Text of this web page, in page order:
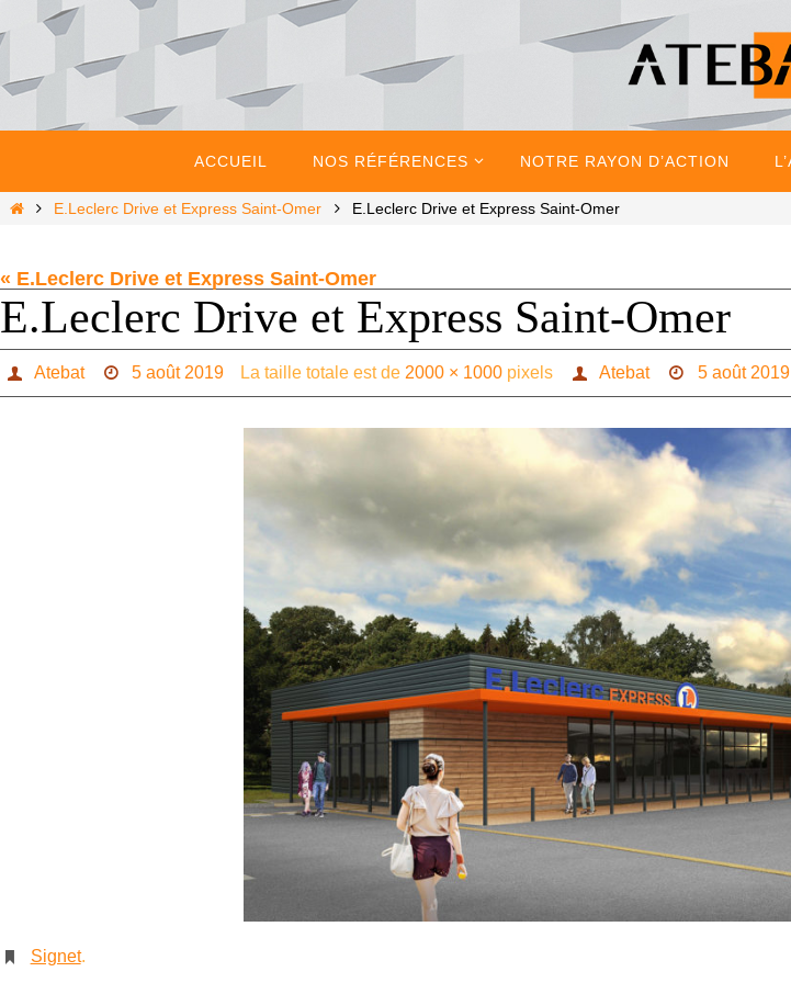
Passer
vers
le
contenu
ACCUEIL NOS RÉFÉRENCES NOTRE RAYON D’ACTION
HomeE.Leclerc Drive et Express Saint-Omer E.Leclerc Drive et Express Saint-Omer
« E.Leclerc Drive et Express Saint-Omer
E.Leclerc Drive et Express Saint-Omer
Atebat 5 août 2019 La taille totale est de 2000 × 1000 pixels Atebat 5 août 2019
Signet.